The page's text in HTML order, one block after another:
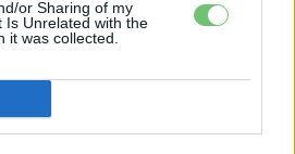
or Sharing of my
Is Unrelated with the
it was collected.